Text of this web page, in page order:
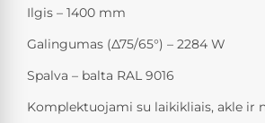
Ilgis – 1400 mm
Galingumas (Δ75/65°) – 2284 W
Spalva – balta RAL 9016
Komplektuojami su laikikliais, akle ir